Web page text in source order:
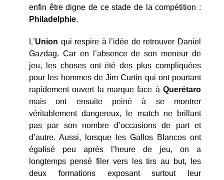
enfin être digne de ce stade de la compétition :
Philadelphie.
L’Union qui respire à l’idée de retrouver Daniel
Gazdag. Car en l’absence de son meneur de
jeu, les choses ont été des plus compliquées
pour les hommes de Jim Curtin qui ont pourtant
rapidement ouvert la marque face à Querétaro
mais ont ensuite peiné à se montrer
véritablement dangereux, le match ne brillant
pas par son nombre d’occasions de part et
d’autre. Aussi, lorsque les Gallos Blancos ont
égalisé peu après l’heure de jeu, on a
longtemps pensé filer vers les tirs au but, les
deux formations exposant surtout leur